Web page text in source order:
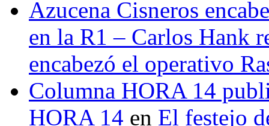
Azucena Cisneros
en la R1 – Carlos Hank
encabezó el operativo
Columna HORA 14
HORA 14 en El festejo